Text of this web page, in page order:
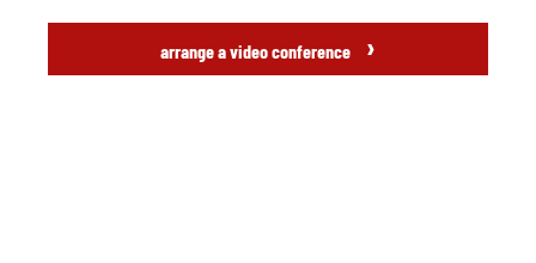
arrange a video conference ›